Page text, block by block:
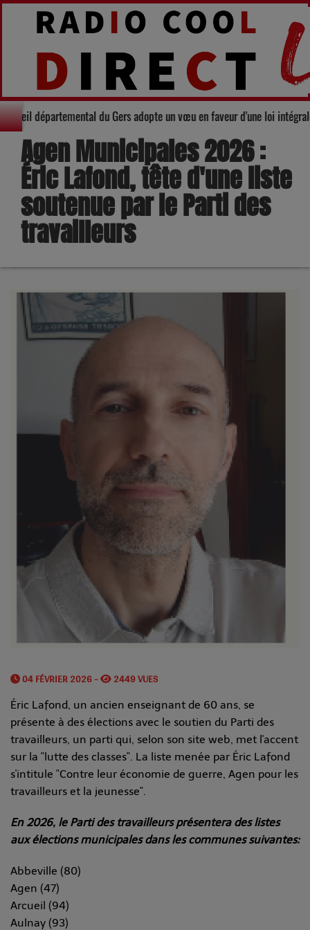
: Le Conseil départemental du Gers adopte un vœu en faveur d'une
Agen Municipales 2026 :
Éric Lafond, tête d'une liste
soutenue par le Parti des
travailleurs
04 FÉVRIER 2026 - 2449 VUES
Éric Lafond, un ancien enseignant de 60 ans, se
présente à des élections avec le soutien du Parti des
travailleurs, un parti qui, selon son site web, met l'accent
sur la "lutte des classes". La liste menée par Éric Lafond
s'intitule "Contre leur économie de guerre, Agen pour les
travailleurs et la jeunesse".
En 2026, le Parti des travailleurs présentera des listes
aux élections municipales dans les communes suivantes:
Abbeville (80)
Agen (47)
Arcueil (94)
Aulnay (93)